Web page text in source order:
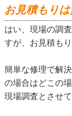
お見積もり
はい、現場の調
すが、お見積もり
簡単な修理で解
の場合はどこの
現場調査とさせ